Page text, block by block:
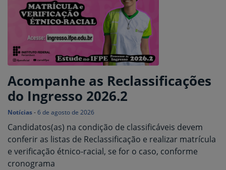
Acompanhe as Reclassificações
do Ingresso 2026.2
Notícias-6 de agosto de 2026
Candidatos(as) na condição de classificáveis devem
conferir as listas de Reclassificação e realizar matrícula
e verificação étnico-racial, se for o caso, conforme
cronograma